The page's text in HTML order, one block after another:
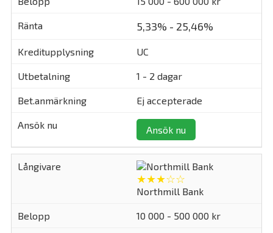
5,33% - 25,46%
UC
1 - 2 dagar
Ej accepterade
Ansök nu
★★★☆☆
Northmill Bank
10 000 - 500 000 kr